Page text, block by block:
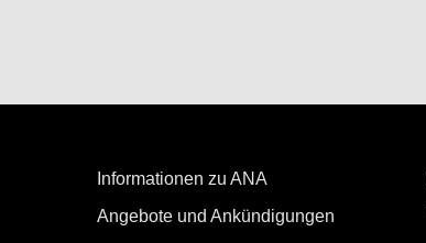
Informationen zu ANA
Angebote und Ankündigungen